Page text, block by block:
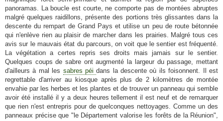
panoramas. La boucle est courte, ne comporte pas de montées abruptes
malgré quelques raidillons, présente des portions très glissantes dans la
descente du rempart de Grand Pays et utilise un peu de route bétonnée
qui n'enlève rien au plaisir de marcher dans les prairies. Malgré tous ces
avis sur le mauvais état du parcours, on voit que le sentier est fréquenté.
La végétation a certes repris ses droits mais jamais sur le sentier.
Quelques coups de sabre ont augmenté la largeur du passage, mettant
d'ailleurs à mal les sabres péidans la descente où ils foisonnent. Il est
regrettable d'arriver au kiosque après plus de 2 kilomètres de montée
envahie par les herbes et les plantes et de trouver un panneau qui semble
avoir été installé il y a deux heures tellement il est neuf et de remarquer
que rien n'est entrepris pour de quelconques nettoyages. Comme un des
panneaux précise que "le Département valorise les forêts de la Réunion",